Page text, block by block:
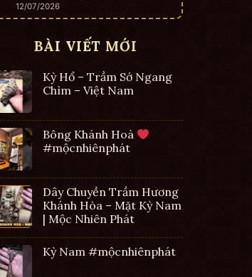
12/07/2026
BÀI VIẾT MỚI
Kỳ Hổ – Trầm Sớ Ngang
Chìm – Việt Nam
Bông Khánh Hoà
#mộcnhiênphát
Dây Chuyền Trầm Hương
Khánh Hòa – Mặt Kỳ Nam
| Mộc Nhiên Phát
Kỳ Nam #mộcnhiênphát